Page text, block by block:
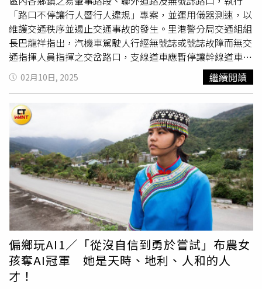
「路口不停讓行人暨行人違規」專案，並運用儀器測速，以
維護交通秩序並遏止交通事故的發生。里港警分局交通組組
長巴龍祥指出，汽機車駕駛人行經無號誌或號誌故障而無交
通指揮人員指揮之交岔路口，支線道車應暫停讓幹線道車先
行；未設標誌、標線或號誌劃分幹、支線道者，少線道車應
暫停讓多線道車先行，違反者將處罰鍰上限從新臺幣3,600
元提高至6,000元，並違規記點3點，違規駕駛還須接受3小
時道安講習，致人受傷或死亡罰鍰加重，並吊扣（銷）駕駛
執照。為加強轄內路口交通事故防制，屏東縣政府警察局里
港分局再度展開交通大執法。（圖／里港警分局提供）警方
提醒，現行取締認定基準為路口無人指揮時，汽車行近行人
穿越道線，以距離行人行進方向3公尺（約1個車道寬或3個
枕木寬）及汽車前懸（機車前輪）已進入行人穿越道上為
準，也就是車輛經過行人穿越道時，車輛前懸進入行人穿越
道，並與行人距離若在3公尺內即屬違規。里港警分局長温
基興呼籲用路人，行經路口時，無論是號誌路口或是無號誌
路口，皆應遵守道路交通安全規則，尤其是行經閃光或無號
誌化路口，建議用路人慢看停，「慢」接近路口，減慢速
度；「看」擺頭左右察看及注意反射鏡有 無人車；「停」讓
斑馬線上的行人先行，共同守護交通安全。
02月10日, 2025 繼續閱讀
偏鄉玩AI1／「從沒自信到勇於嘗試」布農女
孩奪AI冠軍 她是天時、地利、人和的人
才！